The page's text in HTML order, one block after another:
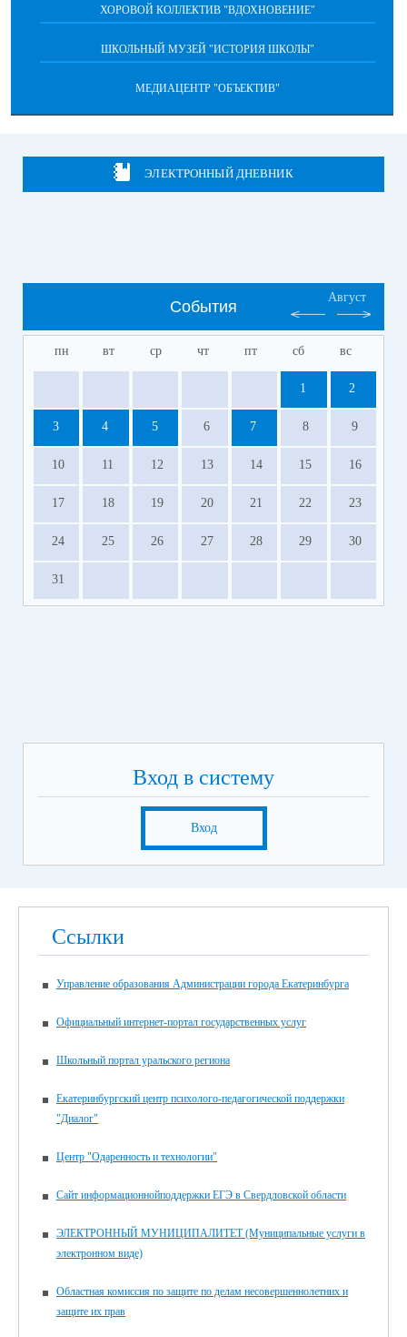
ХОРОВОЙ КОЛЛЕКТИВ "ВДОХНОВЕНИЕ"
ШКОЛЬНЫЙ МУЗЕЙ "ИСТОРИЯ ШКОЛЫ"
МЕДИАЦЕНТР "ОБЪЕКТИВ"
ЭЛЕКТРОННЫЙ ДНЕВНИК
События
Август
пн вт ср чт пт сб вс
1 2
3 4 5 6 7 8 9
10 11 12 13 14 15 16
17 18 19 20 21 22 23
24 25 26 27 28 29 30
31
Вход в систему
Вход
Ссылки
Управление образования Администрации города Екатеринбурга
Официальный интернет-портал государственных услуг
Школьный портал уральского региона
Екатеринбургский центр психолого-педагогической поддержки
"Диалог"
Центр "Одаренность и технологии"
Сайт информационнойподдержки ЕГЭ в Свердловской области
ЭЛЕКТРОННЫЙ МУНИЦИПАЛИТЕТ (Муниципальные услуги в
электронном виде)
Областная комиссия по защите по делам несовершеннолетних и
защите их прав